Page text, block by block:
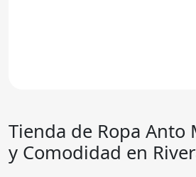
Tienda de Ropa Anto
y Comodidad en